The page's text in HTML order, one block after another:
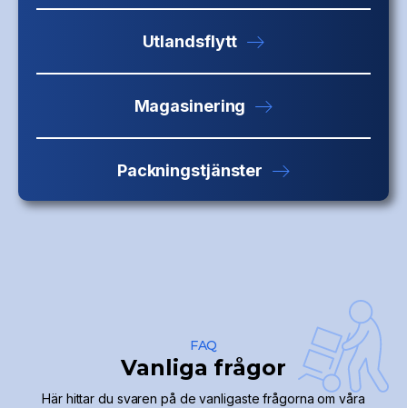
Utlandsflytt
Magasinering
Packningstjänster
FAQ
Vanliga frågor
Här hittar du svaren på de vanligaste frågorna om våra